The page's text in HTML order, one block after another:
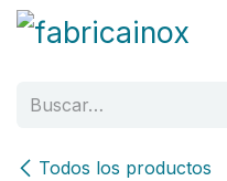
Ir al contenido
Todos los productos